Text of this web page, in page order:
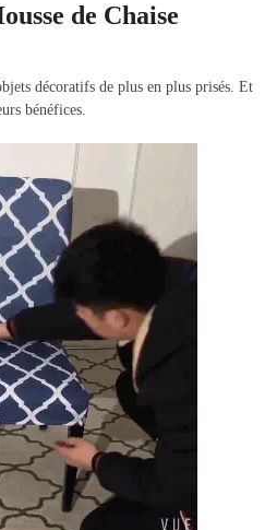
de Chaise
décoratifs de plus en plus prisés. Et
bénéfices.